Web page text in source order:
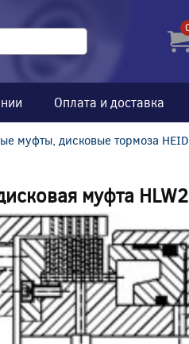
Оплата и доставка
муфты, дисковые тормоза HEID
муфта